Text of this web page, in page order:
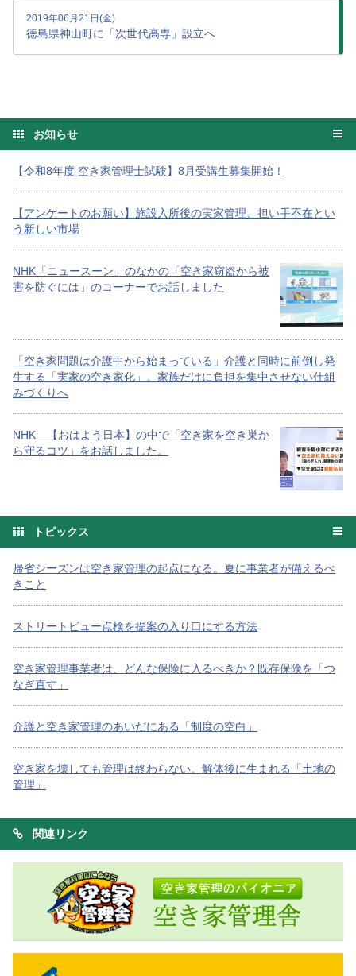
2019年06月21日(金)
徳島県神山町に「次世代高専」設立へ
お知らせ
【令和8年度 空き家管理士試験】8月受講生募集開始！
【アンケートのお願い】施設入所後の実家管理、担い手不在とい
う新しい市場
NHK「ニュースーン」のなかの「空き家窃盗から被
害を防ぐには」のコーナーでお話しました
「空き家問題は介護中から始まっている」介護と同時に前倒し発
生する「実家の空き家化」。家族だけに負担を集中させない仕組
みづくりへ
NHK 【おはよう日本】の中で「空き家を空き巣か
ら守るコツ」をお話しました。
トピックス
帰省シーズンは空き家管理の起点になる。夏に事業者が備えるべ
きこと
ストリートビュー点検を提案の入り口にする方法
空き家管理事業者は、どんな保険に入るべきか？既存保険を「つ
なぎ直す」
介護と空き家管理のあいだにある「制度の空白」
空き家を壊しても管理は終わらない。解体後に生まれる「土地の
管理」
関連リンク